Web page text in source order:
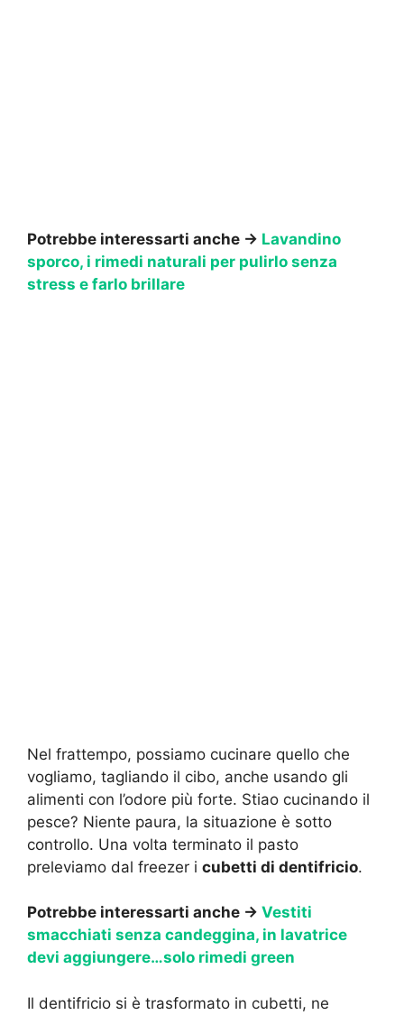
Potrebbe interessarti anche → Lavandino
sporco, i rimedi naturali per pulirlo senza
stress e farlo brillare
Nel frattempo, possiamo cucinare quello che
vogliamo, tagliando il cibo, anche usando gli
alimenti con l’odore più forte. Stiao cucinando il
pesce? Niente paura, la situazione è sotto
controllo. Una volta terminato il pasto
preleviamo dal freezer i cubetti di dentifricio.
Potrebbe interessarti anche → Vestiti
smacchiati senza candeggina, in lavatrice
devi aggiungere…solo rimedi green
Il dentifricio si è trasformato in cubetti, ne